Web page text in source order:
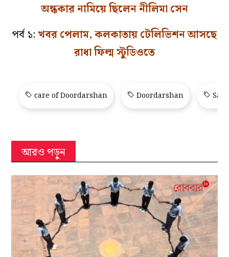
অন্ধকার নামিয়ে ছিলেন নীলিমা সেন
পর্ব ১: খবর পেলাম, কলকাতায় টেলিভিশন আসছে
রাধা ফিল্ম স্টুডিওতে
care of Doordarshan Doordarshan
আরও পড়ুন